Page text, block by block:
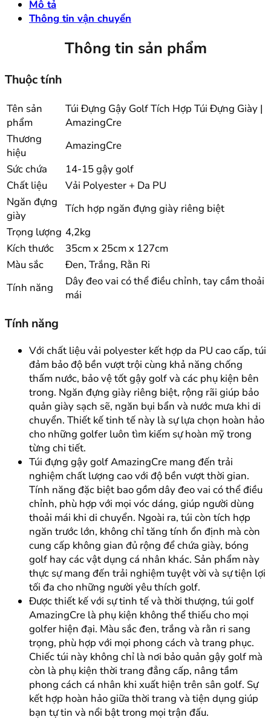
Mô tả
Thông tin vận chuyển
Thông tin sản phẩm
Thuộc tính
Tên sản
phẩm
Túi Đựng Gậy Golf Tích Hợp Túi Đựng Giày |
AmazingCre
Thương
hiệu
AmazingCre
Sức chứa
14-15 gậy golf
Chất liệu
Vải Polyester + Da PU
Ngăn đựng
giày
Tích hợp ngăn đựng giày riêng biệt
Trọng lượng 4,2kg
Kích thước
35cm x 25cm x 127cm
Màu sắc
Đen, Trắng, Rằn Ri
Tính năng
Dây đeo vai có thể điều chỉnh, tay cầm thoải
mái
Tính năng
Với chất liệu vải polyester kết hợp da PU cao cấp, túi
đảm bảo độ bền vượt trội cùng khả năng chống
thấm nước, bảo vệ tốt gậy golf và các phụ kiện bên
trong. Ngăn đựng giày riêng biệt, rộng rãi giúp bảo
quản giày sạch sẽ, ngăn bụi bẩn và nước mưa khi di
chuyển. Thiết kế tinh tế này là sự lựa chọn hoàn hảo
cho những golfer luôn tìm kiếm sự hoàn mỹ trong
từng chi tiết.
Túi đựng gậy golf AmazingCre mang đến trải
nghiệm chất lượng cao với độ bền vượt thời gian.
Tính năng đặc biệt bao gồm dây đeo vai có thể điều
chỉnh, phù hợp với mọi vóc dáng, giúp người dùng
thoải mái khi di chuyển. Ngoài ra, túi còn tích hợp
ngăn trước lớn, không chỉ tăng tính ổn định mà còn
cung cấp không gian đủ rộng để chứa giày, bóng
golf hay các vật dụng cá nhân khác. Sản phẩm này
thực sự mang đến trải nghiệm tuyệt vời và sự tiện lợi
tối đa cho những người yêu thích golf.
Được thiết kế với sự tinh tế và thời thượng, túi golf
AmazingCre là phụ kiện không thể thiếu cho mọi
golfer hiện đại. Màu sắc đen, trắng và rằn ri sang
trọng, phù hợp với mọi phong cách và trang phục.
Chiếc túi này không chỉ là nơi bảo quản gậy golf mà
còn là phụ kiện thời trang đẳng cấp, nâng tầm
phong cách cá nhân khi xuất hiện trên sân golf. Sự
kết hợp hoàn hảo giữa thời trang và tiện dụng giúp
bạn tự tin và nổi bật trong mọi trận đấu.